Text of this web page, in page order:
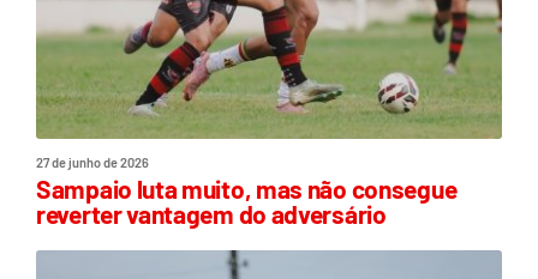
27 de junho de 2026
Sampaio luta muito, mas não consegue
reverter vantagem do adversário